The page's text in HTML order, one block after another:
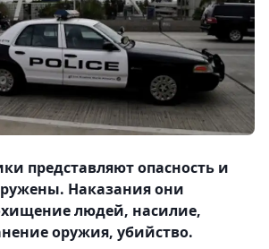
представляют опасность и
Наказания они
людей, насилие,
оружия, убийство.